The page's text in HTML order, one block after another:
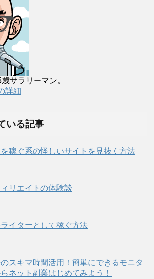
サラリーマン。
詳細
いる記事
稼ぐ系の怪しいサイトを見抜く方法
リエイトの体験談
イターとして稼ぐ方法
スキマ時間活用！簡単にできるモニタ
ネット副業はじめてみよう！